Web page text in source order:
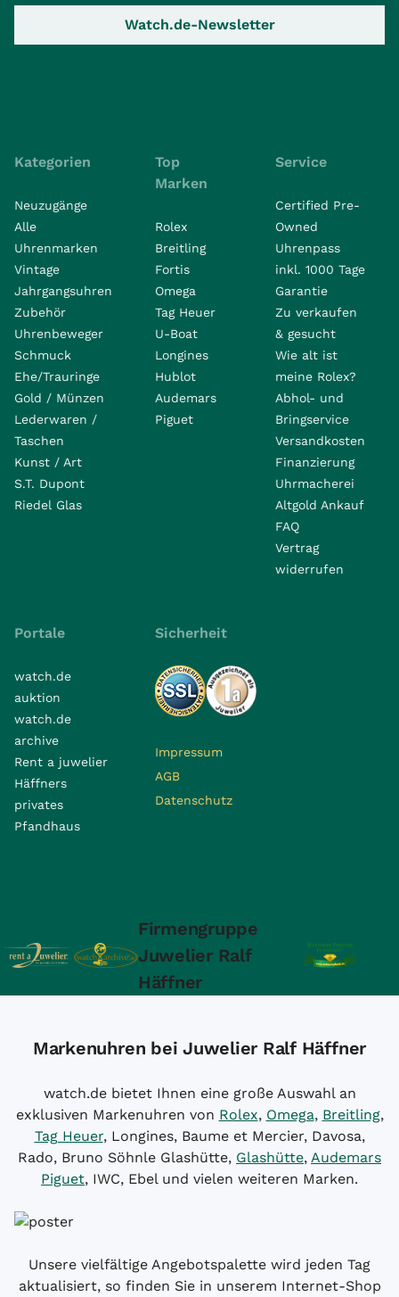
Watch.de-Newsletter
Kategorien
Neuzugänge
Alle
Uhrenmarken
Vintage
Jahrgangsuhren
Zubehör
Uhrenbeweger
Schmuck
Ehe/Trauringe
Gold / Münzen
Lederwaren /
Taschen
Kunst / Art
S.T. Dupont
Riedel Glas
Top
Marken
Rolex
Breitling
Fortis
Omega
Tag Heuer
U-Boat
Longines
Hublot
Audemars
Piguet
Service
Certified Pre-
Owned
Uhrenpass
inkl. 1000 Tage
Garantie
Zu verkaufen
& gesucht
Wie alt ist
meine Rolex?
Abhol- und
Bringservice
Versandkosten
Finanzierung
Uhrmacherei
Altgold Ankauf
FAQ
Vertrag
widerrufen
Portale
watch.de
auktion
watch.de
archive
Rent a juwelier
Häffners
privates
Pfandhaus
Sicherheit
Impressum
AGB
Datenschutz
Firmengruppe
Juwelier Ralf
Häffner
Markenuhren bei Juwelier Ralf Häffner
watch.de bietet Ihnen eine große Auswahl an
exklusiven Markenuhren von Rolex, Omega, Breitling,
Tag Heuer, Longines, Baume et Mercier, Davosa,
Rado, Bruno Söhnle Glashütte, Glashütte, Audemars
Piguet, IWC, Ebel und vielen weiteren Marken.
Unsere vielfältige Angebotspalette wird jeden Tag
aktualisiert, so finden Sie in unserem Internet-Shop